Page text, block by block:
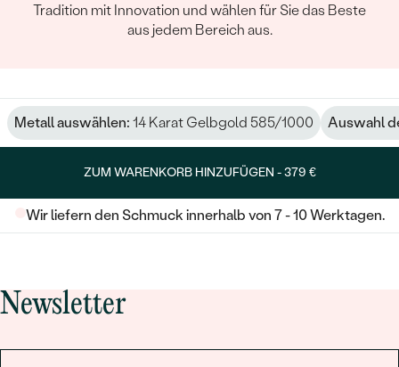
Tradition mit Innovation und wählen für Sie das Beste
aus jedem Bereich aus.
Metall auswählen: 14 Karat Gelbgold 585/1000 Auswahl
ZUM WARENKORB HINZUFÜGEN -379 €
Wir liefern den Schmuck innerhalb von 7 - 10 Werktagen.
Newsletter